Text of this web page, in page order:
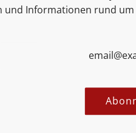
und Informationen rund